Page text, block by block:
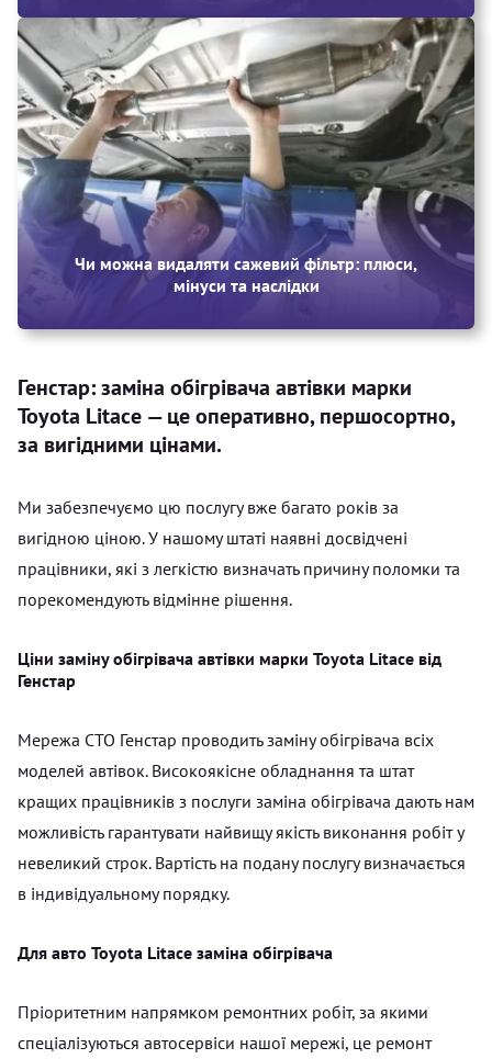
Чи можна видаляти сажевий фільтр: плюси,
мінуси та наслідки
Генстар: заміна обігрівача автівки марки
Toyota Litace — це оперативно, першосортно,
за вигідними цінами.
Ми забезпечуємо цю послугу вже багато років за
вигідною ціною. У нашому штаті наявні досвідчені
працівники, які з легкістю визначать причину поломки та
порекомендують відмінне рішення.
Ціни заміну обігрівача автівки марки Toyota Litace від
Генстар
Мережа СТО Генстар проводить заміну обігрівача всіх
моделей автівок. Високоякісне обладнання та штат
кращих працівників з послуги заміна обігрівача дають нам
можливість гарантувати найвищу якість виконання робіт у
невеликий строк. Вартість на подану послугу визначається
в індивідуальному порядку.
Для авто Toyota Litace заміна обігрівача
Пріоритетним напрямком ремонтних робіт, за якими
спеціалізуються автосервіси нашої мережі, це ремонт